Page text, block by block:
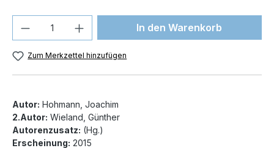
Produkt Anzahl: Gib denIn den Warenkorb
Zum Merkzettel hinzufügen
Autor: Hohmann, Joachim
2.Autor: Wieland, Günther
Autorenzusatz: (Hg.)
Erscheinung: 2015